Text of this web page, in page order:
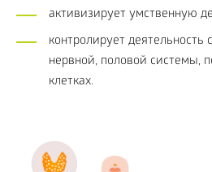
активизирует умственную
контролирует деятельность
нервной, половой системы,
клетках.